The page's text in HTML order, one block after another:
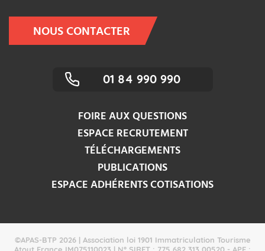
NOUS CONTACTER
01 84 990 990
FOIRE AUX QUESTIONS
ESPACE RECRUTEMENT
TÉLÉCHARGEMENTS
PUBLICATIONS
ESPACE ADHÉRENTS COTISATIONS
©APAS-BTP 2026 | Association loi 1901 Immatriculation Tourisme